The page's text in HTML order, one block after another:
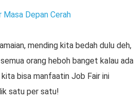
Masa Depan Cerah
mending kita bedah dulu deh,
orang heboh banget kalau ada
bisa manfaatin Job Fair ini
satu per satu!